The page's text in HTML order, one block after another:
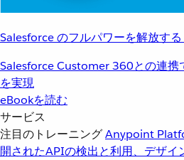
Salesforce のフルパワーを解放す
Salesforce Customer 360との連携
を実現
eBookを読む
サービス
注目のトレーニングAnypoint
開されたAPIの検出と利用、デザイ